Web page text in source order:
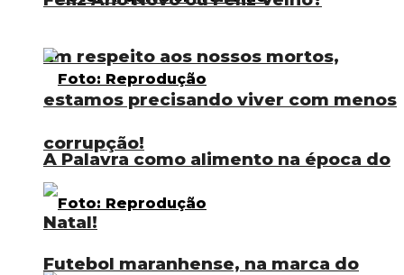
Em respeito aos nossos mortos,
estamos precisando viver com menos
corrupção!
Futebol maranhense, na marca do
A Palavra como alimento na época do
Natal!